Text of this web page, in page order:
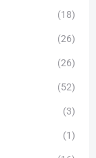
(18)
(26)
(26)
(52)
(3)
(1)